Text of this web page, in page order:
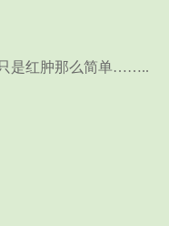
是红肿那么简单……..